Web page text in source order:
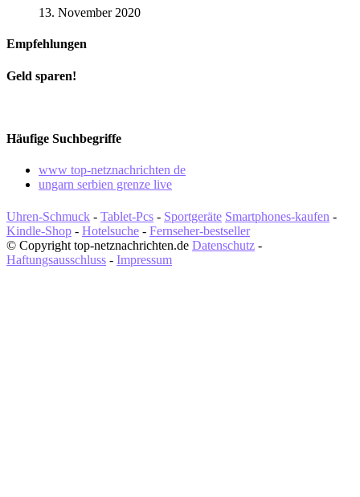
13. November 2020
Empfehlungen
Geld sparen!
Häufige Suchbegriffe
www top-netznachrichten de
ungarn serbien grenze live
Uhren-Schmuck - Tablet-Pcs - Sportgeräte Smartphones-kaufen -
Kindle-Shop - Hotelsuche - Fernseher-bestseller
© Copyright top-netznachrichten.de Datenschutz -
Haftungsausschluss - Impressum